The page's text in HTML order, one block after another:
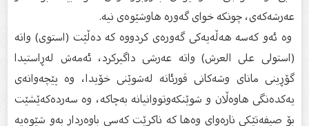
عەرشەكەى، چونكە خواى گەورە هاوشێوەى نیە.
وە ئەو كەسە هەڵەیەكى گەورەى كردووە كە دەڵێت (استوى) واتە
(استولى على العرش) واتە عەرشى داگیركرد، ئەمەش لەڕاستیدا
گۆڕینى ماناى وشەكانى قورئانە لەشوێنى خۆیدا، وە پێچەوانەى
یەكدەنگى هاوەڵان و شوێنكەوتووانیانە بەچاكە، وە سەردەكەێشێت
بۆ صیفەتێكى ناڕەواى وەها كە ناكرێت كەسى باوەڕدار بەو شێوەیە